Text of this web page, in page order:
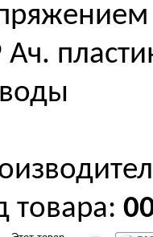
Ач.
товара: